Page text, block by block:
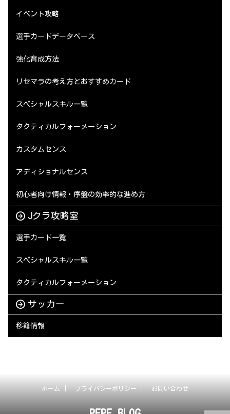
イベント攻略
選手カードデータベース
強化育成方法
リセマラの考え方とおすすめカード
スペシャルスキル一覧
タクティカルフォーメーション
カスタムセンス
アディショナルセンス
初心者向け情報・序盤の効率的な進め方
Jクラ攻略室
選手カード一覧
スペシャルスキル一覧
タクティカルフォーメーション
サッカー
移籍情報
ホーム プライバシーポリシー お問い合わせ